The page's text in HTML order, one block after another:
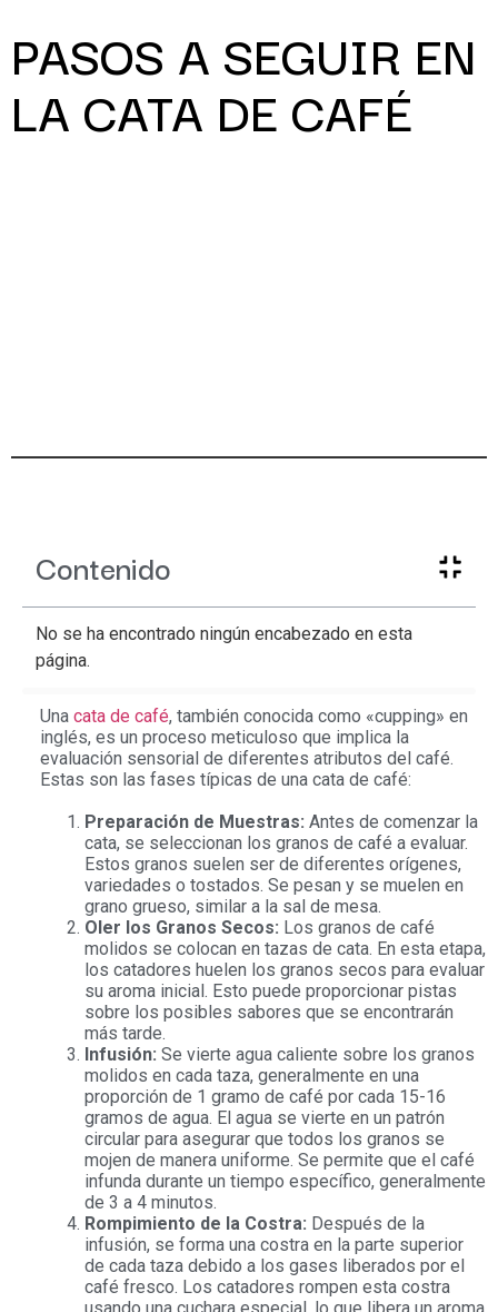
PASOS A SEGUIR EN
LA CATA DE CAFÉ
Contenido
No se ha encontrado ningún encabezado en esta
página.
Unacata de café, también conocida como «cupping» en
inglés, es un proceso meticuloso que implica la
evaluación sensorial de diferentes atributos del café.
Estas son las fases típicas de una cata de café:
Preparación de Muestras: Antes de comenzar la
cata, se seleccionan los granos de café a evaluar.
Estos granos suelen ser de diferentes orígenes,
variedades o tostados. Se pesan y se muelen en
grano grueso, similar a la sal de mesa.
Oler los Granos Secos: Los granos de café
molidos se colocan en tazas de cata. En esta etapa,
los catadores huelen los granos secos para evaluar
su aroma inicial. Esto puede proporcionar pistas
sobre los posibles sabores que se encontrarán
más tarde.
Infusión: Se vierte agua caliente sobre los granos
molidos en cada taza, generalmente en una
proporción de 1 gramo de café por cada 15-16
gramos de agua. El agua se vierte en un patrón
circular para asegurar que todos los granos se
mojen de manera uniforme. Se permite que el café
infunda durante un tiempo específico, generalmente
de 3 a 4 minutos.
Rompimiento de la Costra: Después de la
infusión, se forma una costra en la parte superior
de cada taza debido a los gases liberados por el
café fresco. Los catadores rompen esta costra